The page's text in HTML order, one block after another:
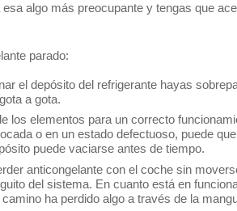
algo más preocupante y tengas que
parado:
el depósito del refrigerante hayas
a gota.
los elementos para un correcto
o en un estado defectuoso, puede
puede vaciarse antes de tiempo.
anticongelante con el coche sin
del sistema. En cuanto está en
ha perdido algo a través de la